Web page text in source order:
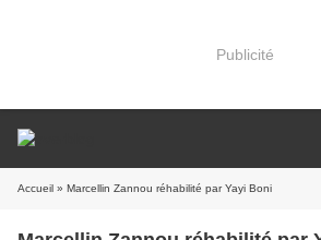
Publicité
Accueil » Marcellin Zannou réhabilité par Yayi Boni